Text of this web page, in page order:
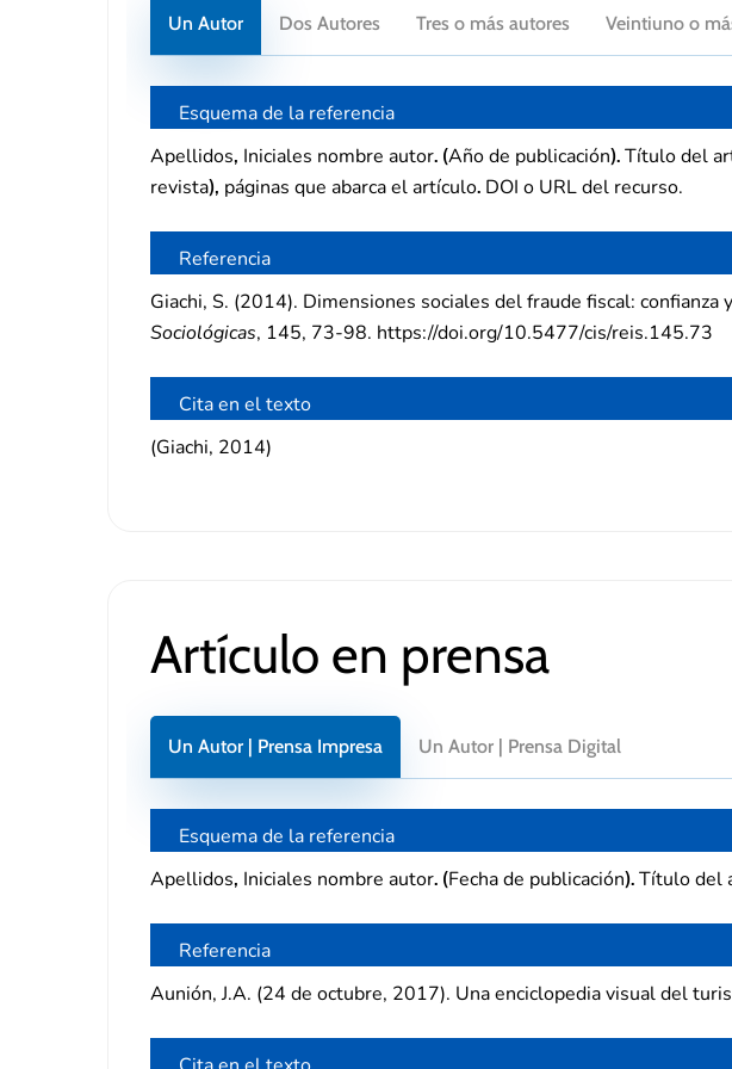
Un Autor Dos Autores Tres o más autores Veintiuno o
Esquema de la referencia
Apellidos, Iniciales nombre autor. (Año de publicación).Título del
revista), páginas que abarca el artículo.DOI o URL del recurso.
Referencia
Giachi, S. (2014). Dimensiones sociales del fraude fiscal: confianza
Sociológicas, 145, 73-98. https://doi.org/10.5477/cis/reis.145.73
Cita en el texto
(Giachi, 2014)
Artículo en prensa
Un Autor | Prensa Impresa Un Autor | Prensa Digital
Esquema de la referencia
Apellidos, Iniciales nombre autor. (Fecha de publicación).Título del
Referencia
Aunión, J.A. (24 de octubre, 2017). Una enciclopedia visual del